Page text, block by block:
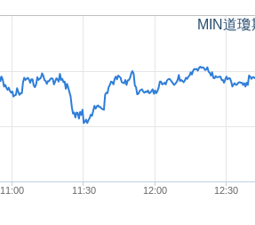
MIN道瓊
11:00 11:30 12:00 12:30